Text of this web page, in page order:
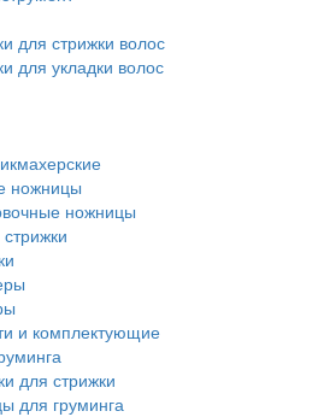
для стрижки волос
для укладки волос
ножницы
ножницы
и комплектующие
для стрижки
для груминга